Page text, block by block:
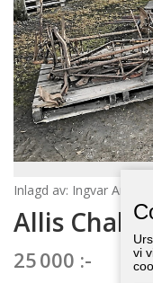
Inlagd av: Ingvar
Allis
25 000 :-
vi